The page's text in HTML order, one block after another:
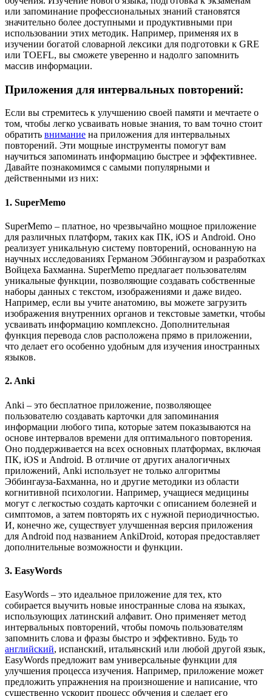
или запоминание профессиональных знаний становятся
значительно более доступными и продуктивными при
использовании этих методик. Например, применяя их в
изучении богатой словарной лексики для подготовки к GRE
или TOEFL, вы сможете уверенно и надолго запомнить
массив информации.
Приложения для интервальных повторений:
Если вы стремитесь к улучшению своей памяти и мечтаете о
том, чтобы легко усваивать новые знания, то вам точно стоит
обратить внимание на приложения для интервальных
повторений. Эти мощные инструменты помогут вам
научиться запоминать информацию быстрее и эффективнее.
Давайте познакомимся с самыми популярными и
действенными из них:
1. SuperMemo
SuperMemo – платное, но чрезвычайно мощное приложение
для различных платформ, таких как ПК, iOS и Android. Оно
реализует уникальную систему повторений, основанную на
научных исследованиях Германом Эббингаузом и разработках
Войцеха Бахманна. SuperMemo предлагает пользователям
уникальные функции, позволяющие создавать собственные
наборы данных с текстом, изображениями и даже видео.
Например, если вы учите анатомию, вы можете загрузить
изображения внутренних органов и текстовые заметки, чтобы
усваивать информацию комплексно. Дополнительная
функция перевода слов расположена прямо в приложении,
что делает его особенно удобным для изучения иностранных
языков.
2. Anki
Anki – это бесплатное приложение, позволяющее
пользователю создавать карточки для запоминания
информации любого типа, которые затем показываются на
основе интервалов времени для оптимального повторения.
Оно поддерживается на всех основных платформах, включая
ПК, iOS и Android. В отличие от других аналогичных
приложений, Anki использует не только алгоритмы
Эббингауза-Бахманна, но и другие методики из области
когнитивной психологии. Например, учащиеся медицины
могут с легкостью создать карточки с описанием болезней и
симптомов, а затем повторять их с нужной периодичностью.
И, конечно же, существует улучшенная версия приложения
для Android под названием AnkiDroid, которая предоставляет
дополнительные возможности и функции.
3. EasyWords
EasyWords – это идеальное приложение для тех, кто
собирается выучить новые иностранные слова на языках,
использующих латинский алфавит. Оно применяет метод
интервальных повторений, чтобы помочь пользователям
запомнить слова и фразы быстро и эффективно. Будь то
английский, испанский, итальянский или любой другой язык,
EasyWords предложит вам универсальные функции для
улучшения процесса изучения. Например, приложение может
предложить упражнения на произношение и написание, что
существенно ускорит процесс обучения и сделает его